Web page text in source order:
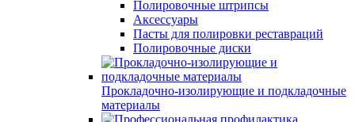
Полировочные штрипсы
Аксессуары
Пасты для полировки реставраций
Полировочные диски
Прокладочно-изолирующие и подкладочные
материалы